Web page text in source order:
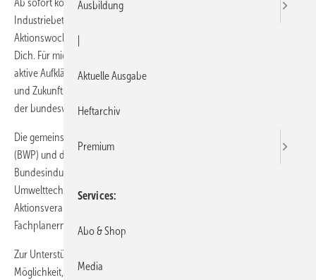
Ab sofort können sich Fachhandwerker, Händler und
Industriebetriebe als Aktionspartner für die Wärmepumpen
Aktionswochen anmelden. Unter dem Motto „Gemeinsam Stark. Für
Dich. Für mich. Für unsere Zukunft.“ steht auch im neuen Jahr die
aktive Aufklärung über die ökologischen Vorteile, Wirtschaftlichkeit
und Zukunftsfähigkeit der Wärmepumpentechnologie im Mittelpunkt
der bundesweiten Aktionswochen.
Die gemeinsame Dachkampagne des Bundesverbands Wärmepumpe
(BWP) und der Fachabteilung Wärmepumpe des
Bundesindustrieverband Deutschland Haus-, Energie- und
Umwelttechnik (BDH) bildet den Rahmen für eine Vielzahl von
Aktionsveranstaltungen, auf denen Bürgern, Bauherren und
Fachplanern das Thema Wärmepumpe näher gebracht werden soll.
Zur Unterstützung der Aktionspartner bietet die Kampagne die
Möglichkeit, dieses Umfeld für Anzeigenschaltungen zu nutzen und
Ausbildung
Aktuelle Ausgabe
Heftarchiv
Premium
Services
Abo & Shop
Media